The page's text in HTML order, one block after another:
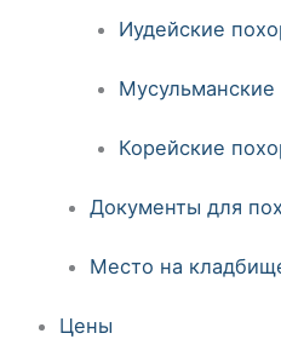
Иудейские
Мусульманские
Корейские
Документы для
Место на
Цены